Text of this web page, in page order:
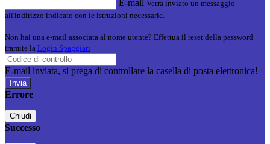
E-mail Verrà inviato un messaggio
all'indirizzo indicato con le istruzioni necessarie.
Non hai una e-mail associata al nome utente? Effettua il reset della password
tramite la Login Spaggiari
E-mail inviata, si prega di controllare la casella di posta elettronica!
Errore
Chiudi
Successo